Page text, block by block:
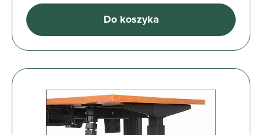
Do koszyka